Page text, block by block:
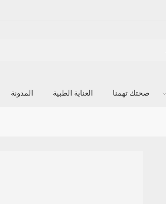
صحتك تهمنا العناية الطبية المدونة